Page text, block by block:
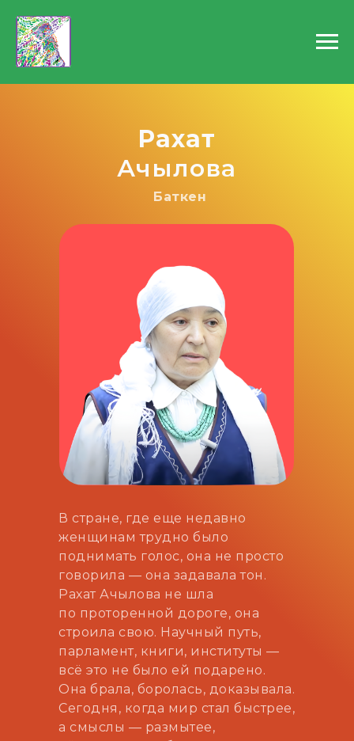
Рахат
Ачылова
Баткен
В стране, где еще недавно
женщинам трудно было
поднимать голос, она не просто
говорила — она задавала тон.
Рахат Ачылова не шла
по проторенной дороге, она
строила свою. Научный путь,
парламент, книги, институты —
всё это не было ей подарено.
Она брала, боролась, доказывала.
Сегодня, когда мир стал быстрее,
а смыслы — размытее,